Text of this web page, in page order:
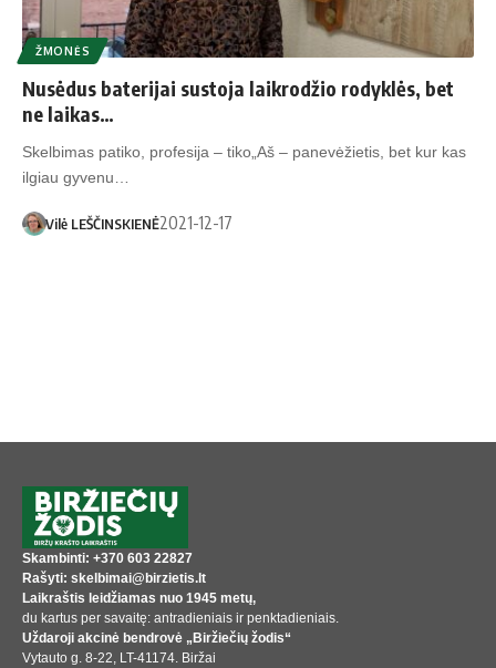
ŽMONĖS
Nusėdus baterijai sustoja laikrodžio rodyklės, bet
ne laikas…
Skelbimas patiko, profesija – tiko„Aš – panevėžietis, bet kur kas
ilgiau gyvenu…
Vilė LEŠČINSKIENĖ2021-12-17
Skambinti: +370 603 22827
Rašyti: skelbimai@birzietis.lt
Laikraštis leidžiamas nuo 1945 metų,
du kartus per savaitę: antradieniais ir penktadieniais.
Uždaroji akcinė bendrovė „Biržiečių žodis“
Vytauto g. 8-22, LT-41174. Biržai